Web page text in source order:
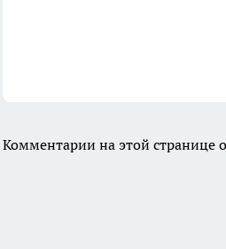
Комментарии на этой странице